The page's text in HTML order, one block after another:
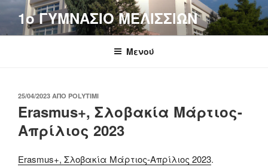
Μετάβαση
περιεχόμενο
1o ΓΥΜΝΑΣΙΟ ΜΕΛΙΣΣΙΩΝ
Μενού
ΔΗΜΟΣΙΕΎΤΗΚΕ
ΣΤΙΣ
25/04/2023 ΑΠΌ POLYTIMI
Erasmus+, Σλοβακία Μάρτιος-
Απρίλιος 2023
Erasmus+, Σλοβακία Μάρτιος-Απρίλιος 2023.